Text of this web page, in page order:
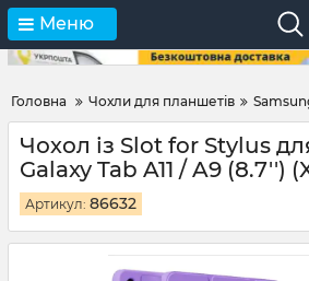
Меню
Головна Чохли для планшетів
Чохол із Slot for Stylus
Galaxy Tab A11 / A9 (8.7'')
Артикул: 86632